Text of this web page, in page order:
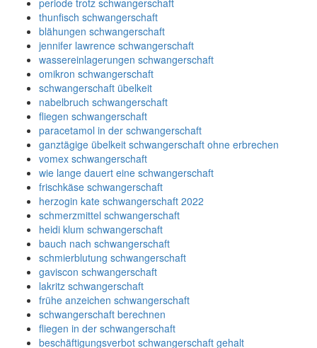
thunfisch schwangerschaft
blähungen schwangerschaft
jennifer lawrence schwangerschaft
wassereinlagerungen schwangerschaft
omikron schwangerschaft
schwangerschaft übelkeit
nabelbruch schwangerschaft
fliegen schwangerschaft
paracetamol in der schwangerschaft
ganztägige übelkeit schwangerschaft ohne erbrechen
vomex schwangerschaft
wie lange dauert eine schwangerschaft
frischkäse schwangerschaft
herzogin kate schwangerschaft 2022
schmerzmittel schwangerschaft
heidi klum schwangerschaft
bauch nach schwangerschaft
schmierblutung schwangerschaft
gaviscon schwangerschaft
lakritz schwangerschaft
frühe anzeichen schwangerschaft
schwangerschaft berechnen
fliegen in der schwangerschaft
beschäftigungsverbot schwangerschaft gehalt